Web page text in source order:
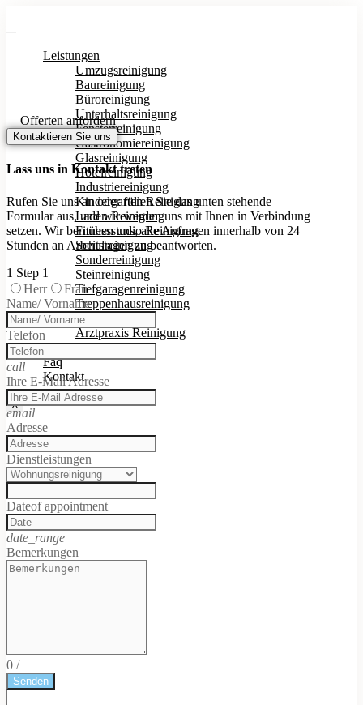
Leistungen
Umzugsreinigung
Baureinigung
Büroreinigung
Unterhaltsreinigung
Fensterreinigung
Gastronomiereinigung
Glasreinigung
Hotelreinigung
Industriereinigung
Kindergarten Reinigung
Laden Reinigung
Fitnessstudio Reinigung
Schulreinigung
Sonderreinigung
Steinreinigung
Tiefgaragenreinigung
Treppenhausreinigung
Winterdienst
Arztpraxis Reinigung
Ratgeber
Faq
Kontakt
X
Offerten anfordern
Kontaktieren Sie uns
Lass uns in Kontakt treten
Rufen Sie uns an oder füllen Sie das unten stehende
Formular aus, und wir werden uns mit Ihnen in Verbindung
setzen. Wir bemühen uns, alle Anfragen innerhalb von 24
Stunden an Arbeitstagen zu beantworten.
1 Step 1
Herr
Frau
Name/ Vorname
Telefon
call
Ihre E-Mail Adresse
email
Adresse
Dienstleistungen
Dateof appointment
date_range
Bemerkungen
0 /
Senden